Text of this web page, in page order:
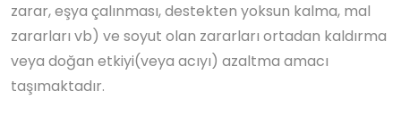
zarar, eşya çalınması, destekten yoksun kalma, mal
zararları vb) ve soyut olan zararları ortadan kaldırma
veya doğan etkiyi(veya acıyı) azaltma amacı
taşımaktadır.